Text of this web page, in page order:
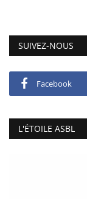
SUIVEZ-NOUS
Facebook
L'ÉTOILE ASBL